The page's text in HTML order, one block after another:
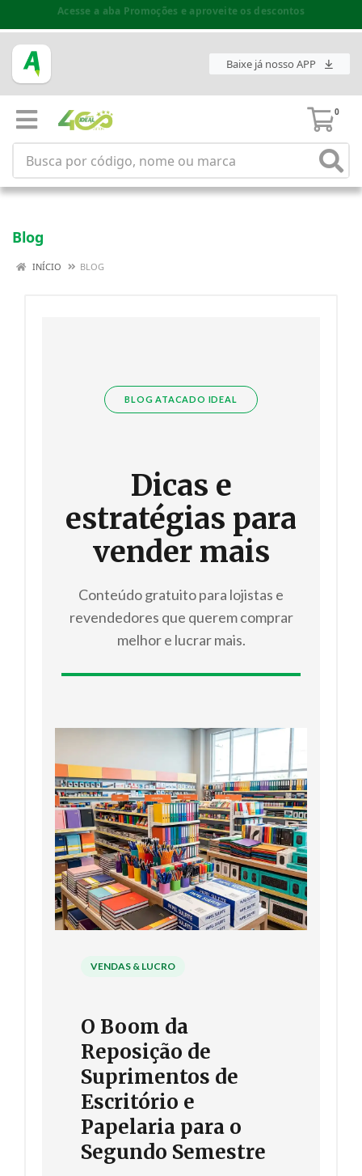
Espaço do Fornecedor disponível no acesso superior
Baixe já nosso APP
0
Blog
INÍCIO BLOG
BLOG ATACADO IDEAL
Dicas e
estratégias para
vender mais
Conteúdo gratuito para lojistas e
revendedores que querem comprar
melhor e lucrar mais.
VENDAS & LUCRO
O Boom da
Reposição de
Suprimentos de
Escritório e
Papelaria para o
Segundo Semestre